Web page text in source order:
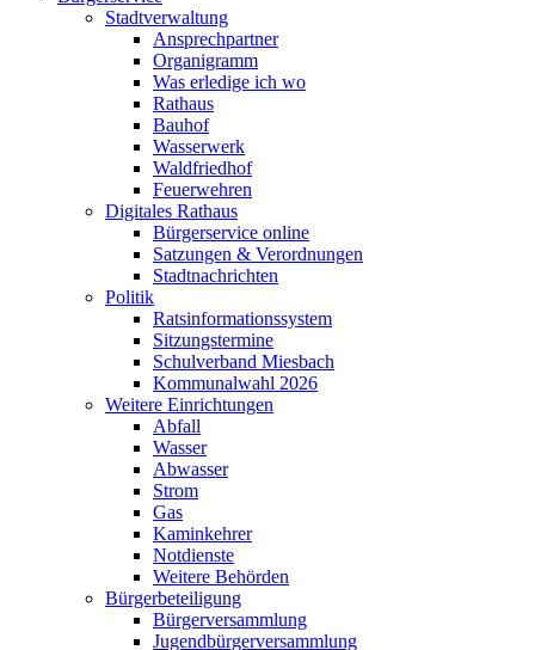
Stadtverwaltung
Ansprechpartner
Organigramm
Was erledige ich wo
Rathaus
Bauhof
Wasserwerk
Waldfriedhof
Feuerwehren
Digitales Rathaus
Bürgerservice online
Satzungen & Verordnungen
Stadtnachrichten
Politik
Ratsinformationssystem
Sitzungstermine
Schulverband Miesbach
Kommunalwahl 2026
Weitere Einrichtungen
Abfall
Wasser
Abwasser
Strom
Gas
Kaminkehrer
Notdienste
Weitere Behörden
Bürgerbeteiligung
Bürgerversammlung
Jugendbürgerversammlung